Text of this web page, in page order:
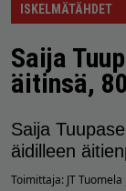
ISKELMÄTÄHDET
Saija
äitinsä,
Saija
äidilleen
Toimittaja: JT Tuomela